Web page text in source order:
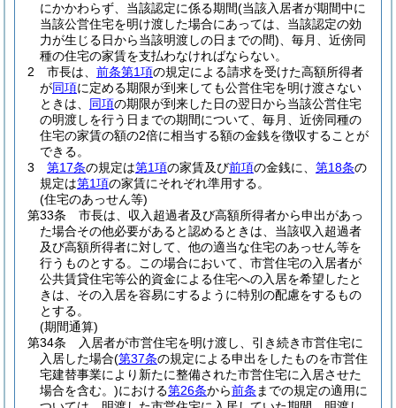
にかかわらず、当該認定に係る期間(当該入居者が期間中に
当該公営住宅を明け渡した場合にあっては、当該認定の効
力が生じる日から当該明渡しの日までの間) 、毎月、近傍同
種の住宅の家賃を支払わなければならない。
2
市長は、 前条第1項の規定による請求を受けた高額所得者
が同項に定める期限が到来しても公営住宅を明け渡さない
ときは、 同項の期限が到来した日の翌日から当該公営住宅
の明渡しを行う日までの期間について、毎月、近傍同種の
住宅の家賃の額の2倍に相当する額の金銭を徴収することが
できる。
3
第17条の規定は第1項の家賃及び前項の金銭に、 第18条の
規定は第1項の家賃にそれぞれ準用する。
(住宅のあっせん等)
第33条
市長は、収入超過者及び高額所得者から申出があっ
た場合その他必要があると認めるときは、当該収入超過者
及び高額所得者に対して、他の適当な住宅のあっせん等を
行うものとする。
この場合において、市営住宅の入居者が
公共賃貸住宅等公的資金による住宅への入居を希望したと
きは、その入居を容易にするように特別の配慮をするもの
とする。
(期間通算)
第34条
入居者が市営住宅を明け渡し、引き続き市営住宅に
入居した場合(第37条の規定による申出をしたものを市営住
宅建替事業により新たに整備された市営住宅に入居させた
場合を含む。)における第26条から前条 までの規定の適用に